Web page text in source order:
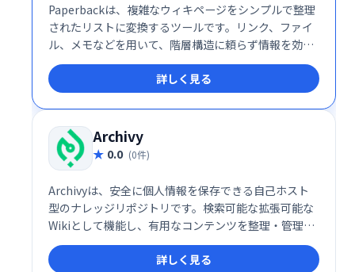
Paperbackは、複雑なウィキページをシンプルで整理
されたリストに変換するツールです。リンク、ファイ
ル、メモなどを用いて、階層構造に頼らず情報を効率
的に管理できます。 深い階層構造に悩むことなく、必
要な情報を簡単にアクセスできます。
詳しく見る
Archivy
0.0 (0件)
Archivyは、安全に個人情報を保存できる自己ホスト
型のナレッジリポジトリです。検索可能な拡張可能な
Wikiとして機能し、有用なコンテンツを整理・管理で
きます。 個人で利用し、知識の蓄積と活用を促進する
ツールとして最適です。詳しく見る